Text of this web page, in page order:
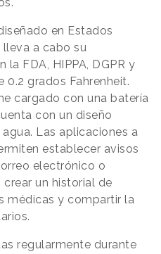
en Estados
lleva a cabo su
FDA, HIPPA, DGPR y
0.2 grados Fahrenheit.
cargado con una batería
con un diseño
Las aplicaciones a
establecer avisos
electrónico o
un historial de
médicas y compartir la
regularmente durante